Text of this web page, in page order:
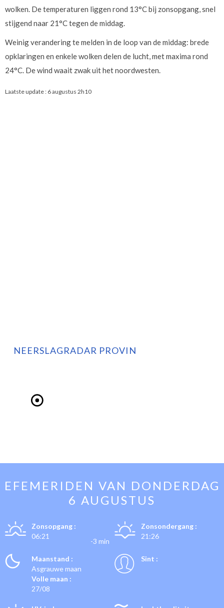
wolken. De temperaturen liggen rond 13°C bij zonsopgang, snel
stijgend naar 21°C tegen de middag.
Weinig verandering te melden in de loop van de middag: brede
opklaringen en enkele wolken delen de lucht, met maxima rond
24°C. De wind waait zwak uit het noordwesten.
Laatste update : 6 augustus 2h10
NEERSLAGRADAR PROVIN
EFEMERIDEN VAN DONDERDAG
6 AUGUSTUS
Zonsopgang :
06:21
-3 min
Zonsondergang :
21:26
Maanstand :
Asgrauwe maan
Volle maan :
27/08
Sint :